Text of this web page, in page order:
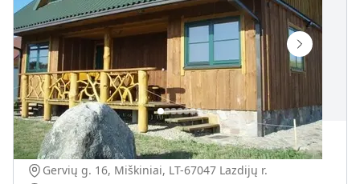
Sodyba „Pas Vytą“
Gervių g. 16, Miškiniai, LT-67047 Lazdijų r.